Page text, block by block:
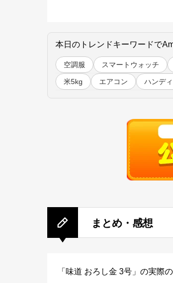
本日のトレンドキーワードで
空調服 スマートウォッチ
米5kg エアコン ハンデ
まとめ・感想
「味道 おろし金 3号」の実際